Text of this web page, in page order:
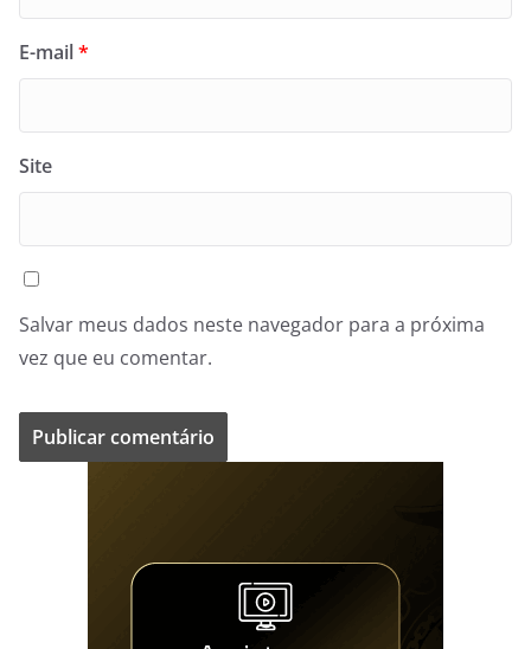
E-mail*
Site
Salvar meus dados neste navegador para a próxima
vez que eu comentar.